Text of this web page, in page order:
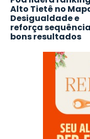
Alto Tietê no
Desigualdade e
reforça
bons resultados